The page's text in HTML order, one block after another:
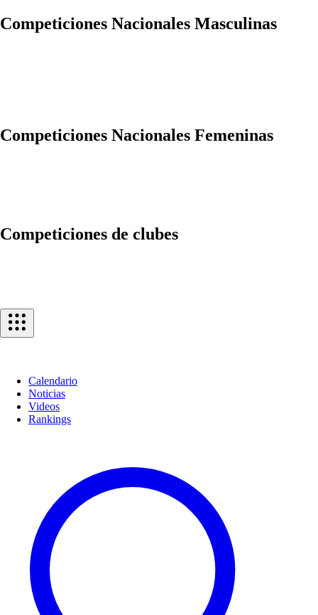
Competiciones Nacionales Masculinas
Competiciones Nacionales Femeninas
Competiciones de clubes
Calendario
Noticias
Videos
Rankings